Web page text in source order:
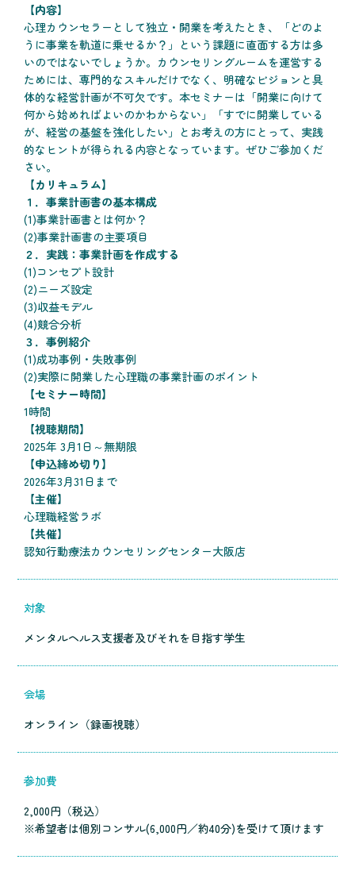
【内容】
心理カウンセラーとして独立・開業を考えたとき、「どのよ
うに事業を軌道に乗せるか？」という課題に直面する方は多
いのではないでしょうか。カウンセリングルームを運営する
ためには、専門的なスキルだけでなく、明確なビジョンと具
体的な経営計画が不可欠です。本セミナーは「開業に向けて
何から始めればよいのかわからない」「すでに開業している
が、経営の基盤を強化したい」とお考えの方にとって、実践
的なヒントが得られる内容となっています。ぜひご参加くだ
さい。
【カリキュラム】
１．事業計画書の基本構成
(1)事業計画書とは何か？
(2)事業計画書の主要項目
２．実践：事業計画を作成する
(1)コンセプト設計
(2)ニーズ設定
(3)収益モデル
(4)競合分析
３．事例紹介
(1)成功事例・失敗事例
(2)実際に開業した心理職の事業計画のポイント
【セミナー時間】
1時間
【視聴期間】
2025年 3月1日～無期限
【申込締め切り】
2026年3月31日まで
【主催】
心理職経営ラボ
【共催】
認知行動療法カウンセリングセンター大阪店
対象
メンタルヘルス支援者及びそれを目指す学生
会場
オンライン（録画視聴）
参加費
2,000円（税込）
※希望者は個別コンサル(6,000円／約40分)を受けて頂けます